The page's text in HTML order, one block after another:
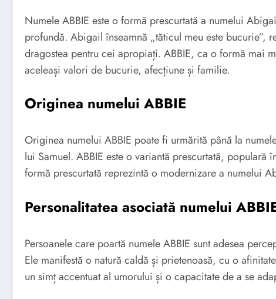
Numele ABBIE este o formă prescurtată a numelui
profundă. Abigail înseamnă „tăticul meu este bucurie”,
dragostea pentru cei apropiați. ABBIE, ca o formă mai
aceleași valori de bucurie, afecțiune și familie.
Originea numelui ABBIE
Originea numelui ABBIE poate fi urmărită până la
lui Samuel. ABBIE este o variantă prescurtată,
formă prescurtată reprezintă o modernizare a numelui
Personalitatea asociată numelui
Persoanele care poartă numele ABBIE sunt adesea
Ele manifestă o natură caldă și prietenoasă, cu o
un simț accentuat al umorului și o capacitate de a se